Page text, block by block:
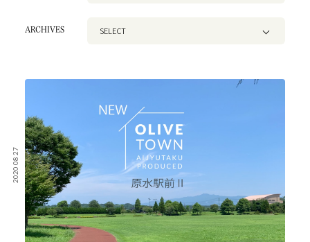
ARCHIVES SELECT
2020 08 27